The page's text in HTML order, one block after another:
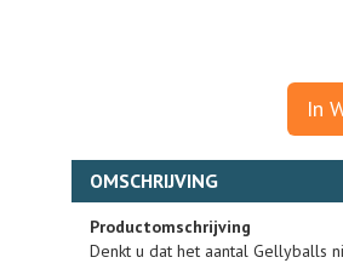
In
OMSCHRIJVING
Productomschrijving
Denkt u dat het aantal Gellyballs